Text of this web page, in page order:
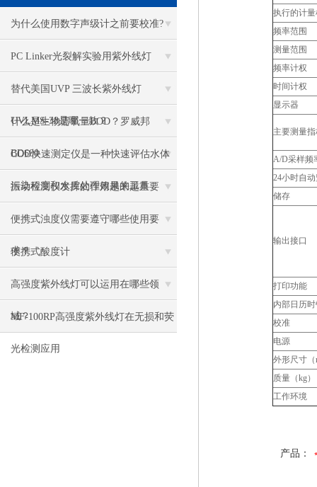
为什么使用数字声级计之前要校准?
PC Linker光裂解实验用紫外线灯
替代美国UVP 三波长紫外线灯
UVLMS-38是哪一款？
什么是生物需氧量BOD？罗威邦
BD600
COD快速测定仪是一种快速评估水体
污染程度和水质处理效果的工具
振动检测仪发挥的作用越来越重要
便携式浊度仪需要遵守哪些使用要
求？
便携式酸度计
高强度紫外线灯可以运用在哪些领
域？
MF-100RP高强度紫外线灯在无损和荧
光检测应用
执行的计
频率范围
测量范围
频率计权
时间计权
显示器
主要测量
A/D采样频
24小时自
储存
输出接口
打印功能
内部日历
校准
电源
外形尺寸（
质量（kg）
工作环境
产品：